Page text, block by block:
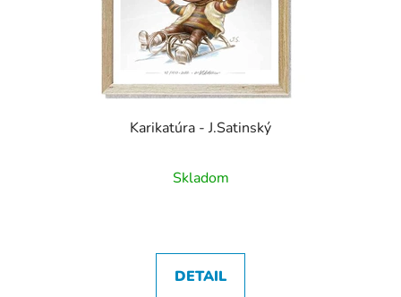
Karikatúra - J.Satinský
Skladom
DETAIL